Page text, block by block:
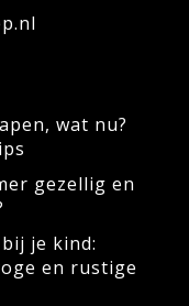
wat nu?
gezellig en
je kind:
en rustige